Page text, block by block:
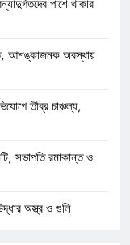
পাশে থাকার
আশঙ্কাজনক অবস্থায়
তীব্র চাঞ্চল্য,
সভাপতি রমাকান্ত ও
অস্ত্র ও গুলি